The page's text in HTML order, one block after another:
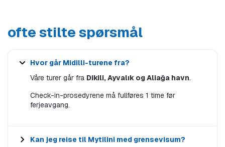
ofte stilte spørsmål
Hvor går Midilli-turene fra?
Våre turer går fra Dikili, Ayvalık og Aliağa havn.
Check-in-prosedyrene må fullføres 1 time før
ferjeavgang.
Kan jeg reise til Mytilini med grensevisum?